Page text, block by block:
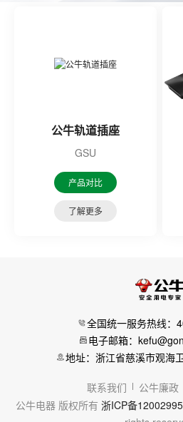
公牛轨道插座
GSU
产品对比
了解更多
全国统一服务热线：
电子邮箱：
地址：浙江省慈溪市观海
联系我们 公牛廉政
公牛电器 版权所有 浙ICP备